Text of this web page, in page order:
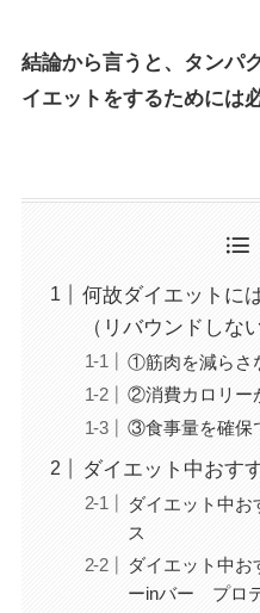
結論から言うと、タンパ
イエットをするためには
何故ダイエットに
（リバウンドしな
①筋肉を減らさ
②消費カロリー
③食事量を確保
ダイエット中おす
ダイエット中
ス
ダイエット中
ーinバー プロ